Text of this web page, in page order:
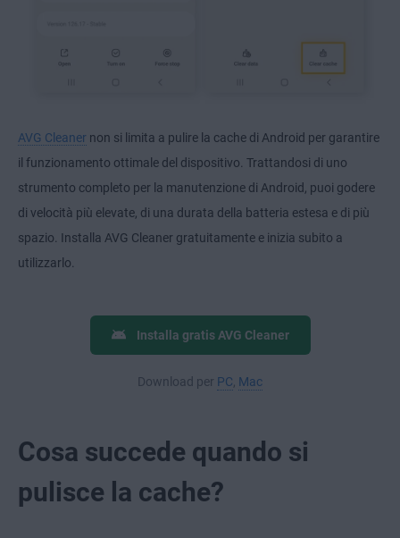
AVG Cleaner non si limita a pulire la cache di Android per garantire
il funzionamento ottimale del dispositivo. Trattandosi di uno
strumento completo per la manutenzione di Android, puoi godere
di velocità più elevate, di una durata della batteria estesa e di più
spazio. Installa AVG Cleaner gratuitamente e inizia subito a
utilizzarlo.
Installa gratis AVG Cleaner
Download per PC, Mac
Cosa succede quando si
pulisce la cache?